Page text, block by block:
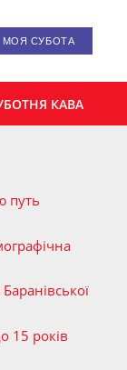
МОЯ СУБОТА
КАВА
путь
15 років